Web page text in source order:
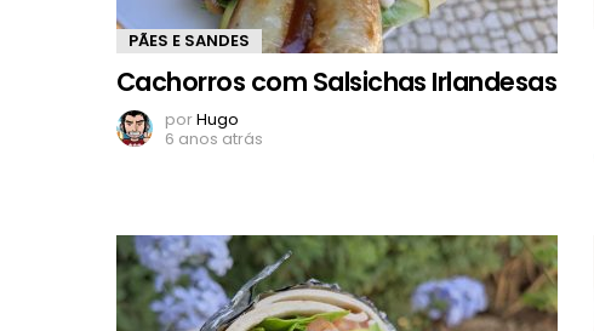
PÃES E SANDES
Cachorros com Salsichas Irlandesas
porHugo
6 anos atrás